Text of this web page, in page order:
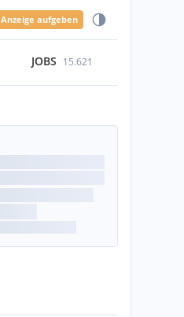
aufgeben
JOBS 15.621